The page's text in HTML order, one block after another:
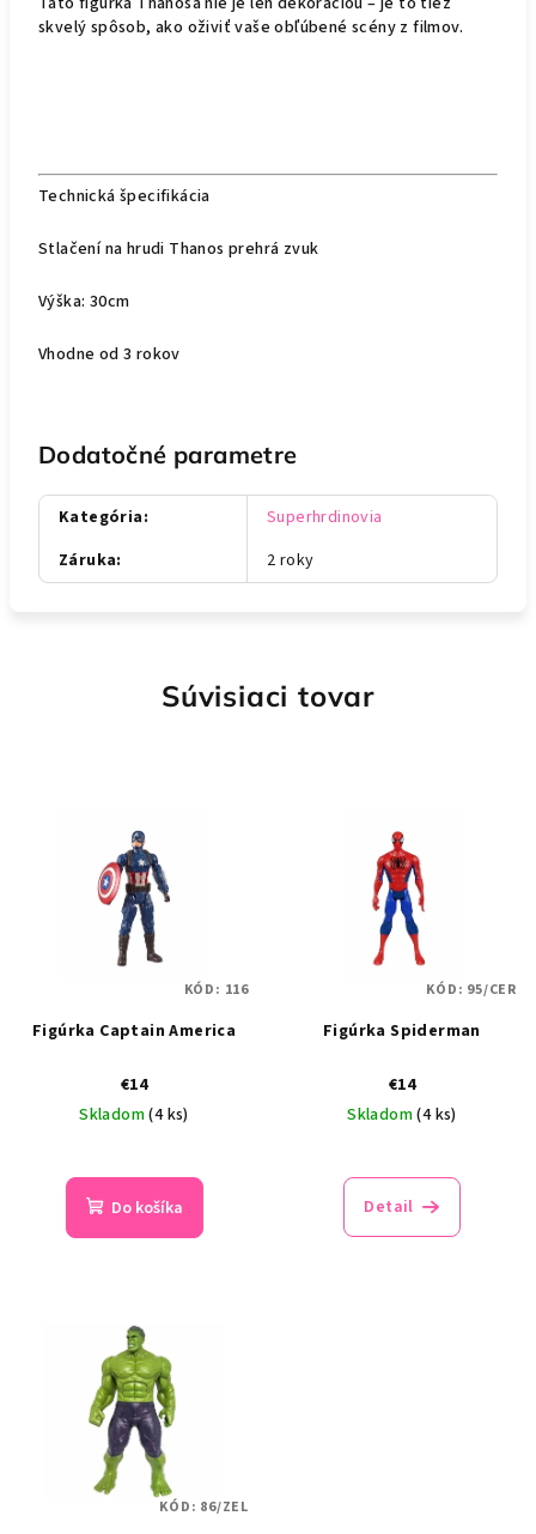
skvelý spôsob, ako oživiť vaše obľúbené scény z filmov.
Technická špecifikácia
Stlačení na hrudi Thanos prehrá zvuk
Výška: 30cm
Vhodne od 3 rokov
Dodatočné parametre
Kategória:
Superhrdinovia
Záruka: 2 roky
Súvisiaci tovar
Figúrka Captain America
€14
Skladom(4 ks)
Do košíka
KÓD: 116
Figúrka Spiderman
€14
Skladom(4 ks)
Detail
KÓD: 95/CER
KÓD: 86/ZEL